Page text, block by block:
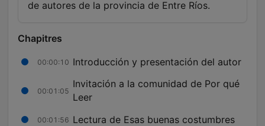
de autores de la provincia de Entre Ríos.
Chapitres
00:00:10 Introducción y presentación del autor
00:01:05
Invitación a la comunidad de Por qué
Leer
00:01:56 Lectura de Esas buenas costumbres